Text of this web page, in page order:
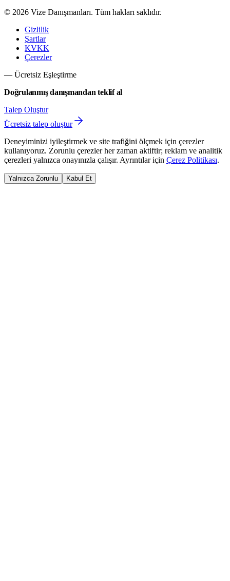
© 2026 Vize Danışmanları. Tüm hakları saklıdır.
Gizlilik
Şartlar
KVKK
Çerezler
— Ücretsiz Eşleştirme
Doğrulanmış danışmandan teklif al
Talep Oluştur
Ücretsiz talep oluştur
Deneyiminizi iyileştirmek ve site trafiğini ölçmek için çerezler
kullanıyoruz. Zorunlu çerezler her zaman aktiftir; reklam ve analitik
çerezleri yalnızca onayınızla çalışır. Ayrıntılar için Çerez Politikası.
Yalnızca Zorunlu Kabul Et